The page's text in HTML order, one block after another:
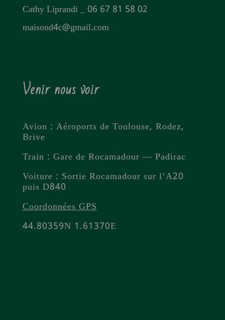
Cathy Liprandi _ 06 67 81 58 02
maisond4c@gmail.com
Venir nous voir
Avion : Aéroports de Toulouse, Rodez,
Brive
Train : Gare de Rocamadour — Padirac
Voiture : Sortie Rocamadour sur l’A20
puis D840
Coordonnées GPS
44.80359N 1.61370E